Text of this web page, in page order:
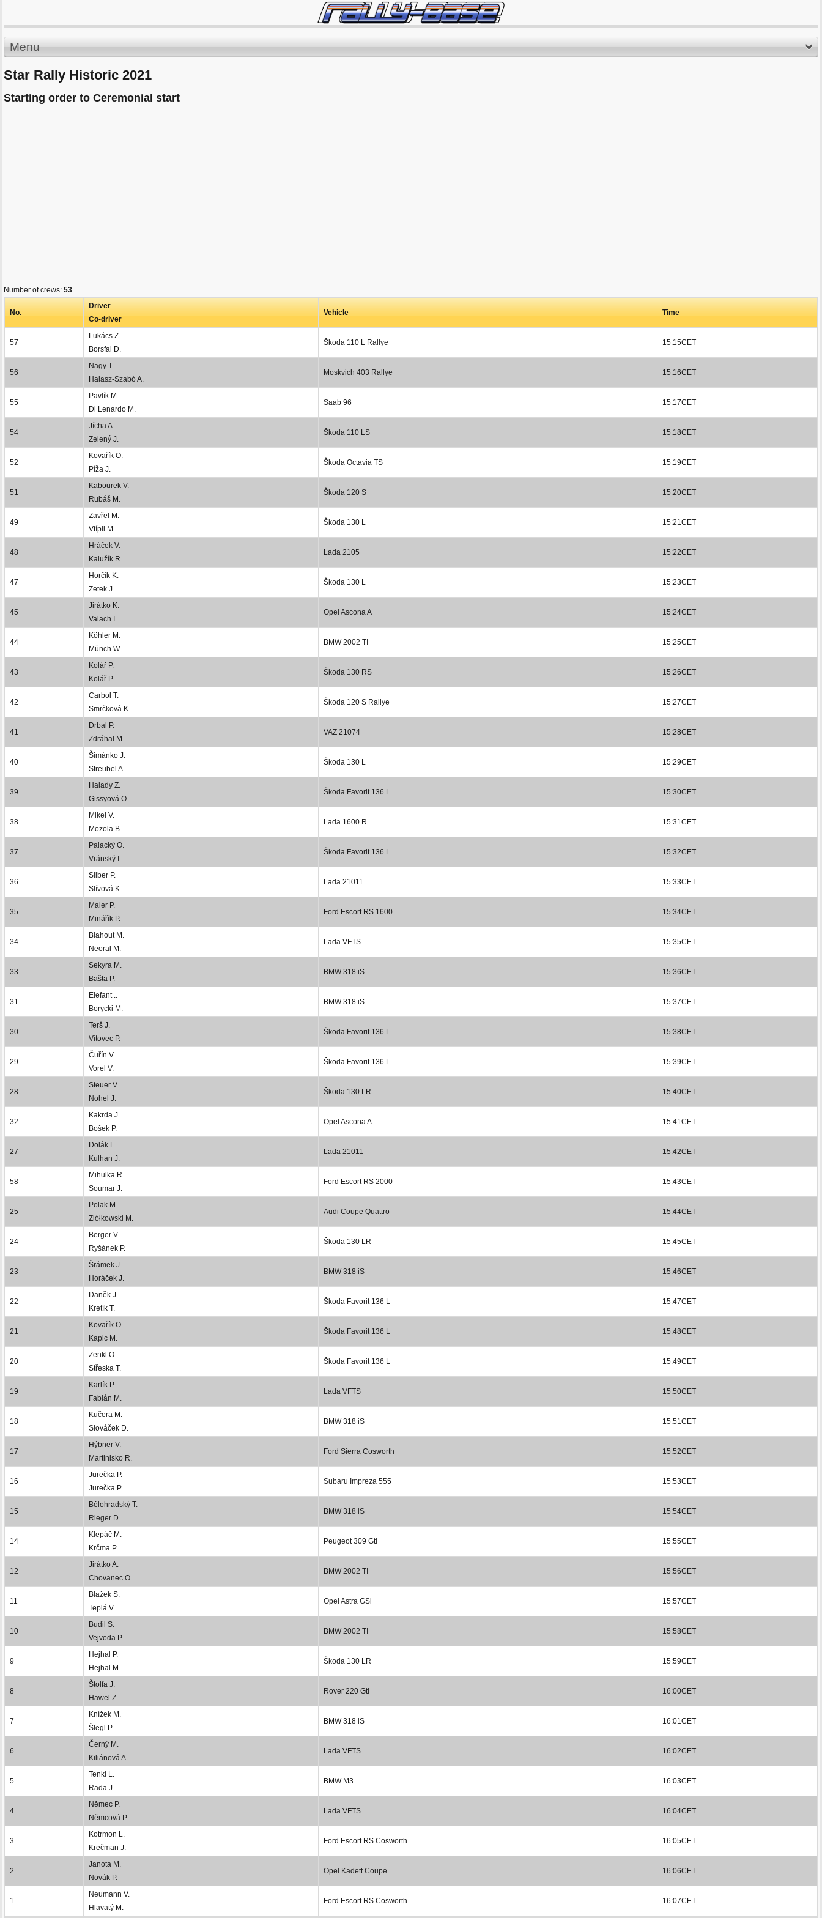
Menu
Star Rally Historic 2021
Starting order to Ceremonial start
Number of crews: 53
No.
Driver
Co-driver
Vehicle Time
57
Lukács Z.
Borsfai D.
Škoda 110 L Rallye 15:15CET
56
Nagy T.
Halasz-Szabó A.
Moskvich 403 Rallye 15:16CET
55
Pavlík M.
Di Lenardo M.
Saab 96 15:17CET
54
Jícha A.
Zelený J.
Škoda 110 LS 15:18CET
52
Kovařík O.
Píža J.
Škoda Octavia TS 15:19CET
51
Kabourek V.
Rubáš M.
Škoda 120 S 15:20CET
49
Zavřel M.
Vtípil M.
Škoda 130 L 15:21CET
48
Hráček V.
Kalužík R.
Lada 2105 15:22CET
47
Horčík K.
Zetek J.
Škoda 130 L 15:23CET
45
Jirátko K.
Valach I.
Opel Ascona A 15:24CET
44
Köhler M.
Münch W.
BMW 2002 TI 15:25CET
43
Kolář P.
Kolář P.
Škoda 130 RS 15:26CET
42
Carbol T.
Smrčková K.
Škoda 120 S Rallye 15:27CET
41
Drbal P.
Zdráhal M.
VAZ 21074 15:28CET
40
Šimánko J.
Streubel A.
Škoda 130 L 15:29CET
39
Halady Z.
Gissyová O.
Škoda Favorit 136 L 15:30CET
38
Mikel V.
Mozola B.
Lada 1600 R 15:31CET
37
Palacký O.
Vránský I.
Škoda Favorit 136 L 15:32CET
36
Silber P.
Slívová K.
Lada 21011 15:33CET
35
Maier P.
Minářík P.
Ford Escort RS 1600 15:34CET
34
Blahout M.
Neoral M.
Lada VFTS 15:35CET
33
Sekyra M.
Bašta P.
BMW 318 iS 15:36CET
31
Elefant ..
Borycki M.
BMW 318 iS 15:37CET
30
Terš J.
Vítovec P.
Škoda Favorit 136 L 15:38CET
29
Čuřín V.
Vorel V.
Škoda Favorit 136 L 15:39CET
28
Steuer V.
Nohel J.
Škoda 130 LR 15:40CET
32
Kakrda J.
Bošek P.
Opel Ascona A 15:41CET
27
Dolák L.
Kulhan J.
Lada 21011 15:42CET
58
Mihulka R.
Soumar J.
Ford Escort RS 2000 15:43CET
25
Polak M.
Ziółkowski M.
Audi Coupe Quattro 15:44CET
24
Berger V.
Ryšánek P.
Škoda 130 LR 15:45CET
23
Šrámek J.
Horáček J.
BMW 318 iS 15:46CET
22
Daněk J.
Kretík T.
Škoda Favorit 136 L 15:47CET
21
Kovařík O.
Kapic M.
Škoda Favorit 136 L 15:48CET
20
Zenkl O.
Střeska T.
Škoda Favorit 136 L 15:49CET
19
Karlík P.
Fabián M.
Lada VFTS 15:50CET
18
Kučera M.
Slováček D.
BMW 318 iS 15:51CET
17
Hýbner V.
Martinisko R.
Ford Sierra Cosworth 15:52CET
16
Jurečka P.
Jurečka P.
Subaru Impreza 555 15:53CET
15
Bělohradský T.
Rieger D.
BMW 318 iS 15:54CET
14
Klepáč M.
Krčma P.
Peugeot 309 Gti 15:55CET
12
Jirátko A.
Chovanec O.
BMW 2002 TI 15:56CET
11
Blažek S.
Teplá V.
Opel Astra GSi 15:57CET
10
Budil S.
Vejvoda P.
BMW 2002 TI 15:58CET
9
Hejhal P.
Hejhal M.
Škoda 130 LR 15:59CET
8
Štolfa J.
Hawel Z.
Rover 220 Gti 16:00CET
7
Knížek M.
Šlegl P.
BMW 318 iS 16:01CET
6
Černý M.
Kiliánová A.
Lada VFTS 16:02CET
5
Tenkl L.
Rada J.
BMW M3 16:03CET
4
Němec P.
Němcová P.
Lada VFTS 16:04CET
3
Kotrmon L.
Krečman J.
Ford Escort RS Cosworth 16:05CET
2
Janota M.
Novák P.
Opel Kadett Coupe 16:06CET
1
Neumann V.
Hlavatý M.
Ford Escort RS Cosworth 16:07CET